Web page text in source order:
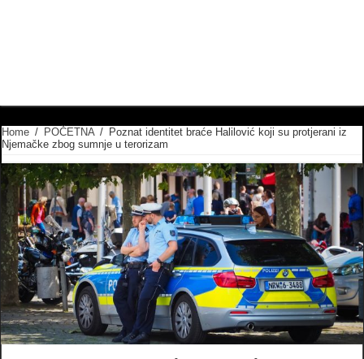
Home / POČETNA / Poznat identitet braće Halilović koji su protjerani iz
Njemačke zbog sumnje u terorizam